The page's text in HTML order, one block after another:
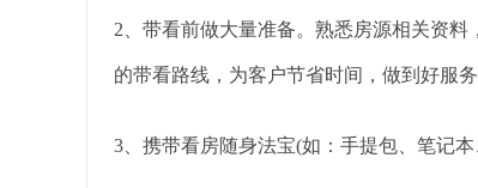
2、带看前做大量准备。熟悉房源相关资
的带看路线，为客户节省时间，做到好服务
3、携带看房随身法宝(如：手提包、笔记